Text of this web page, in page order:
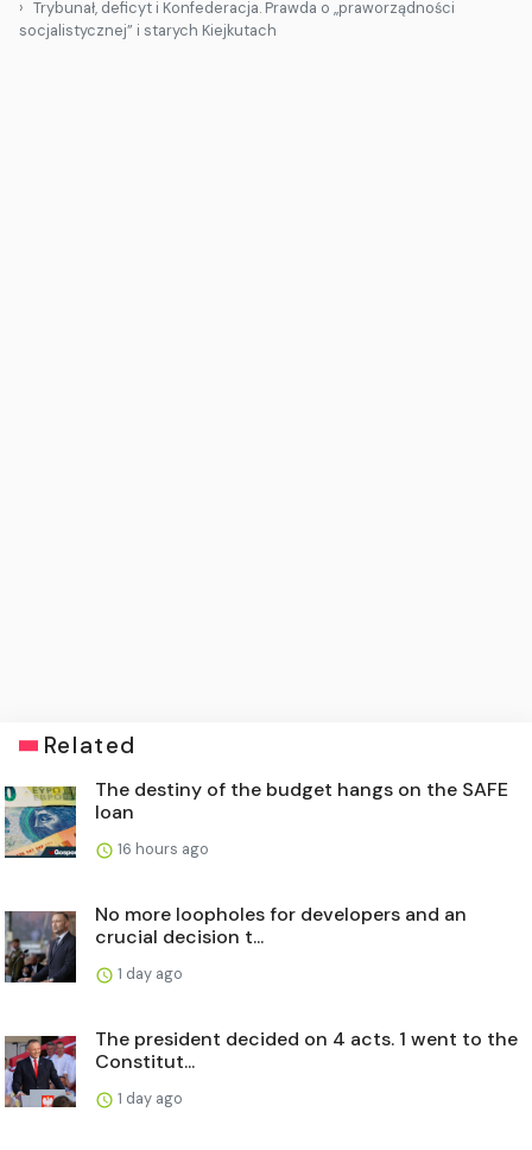
Trybunał, deficyt i Konfederacja. Prawda o „praworządności
socjalistycznej” i starych Kiejkutach
Related
The destiny of the budget hangs on the SAFE
loan
16 hours ago
No more loopholes for developers and an
crucial decision t...
1 day ago
The president decided on 4 acts. 1 went to the
Constitut...
1 day ago